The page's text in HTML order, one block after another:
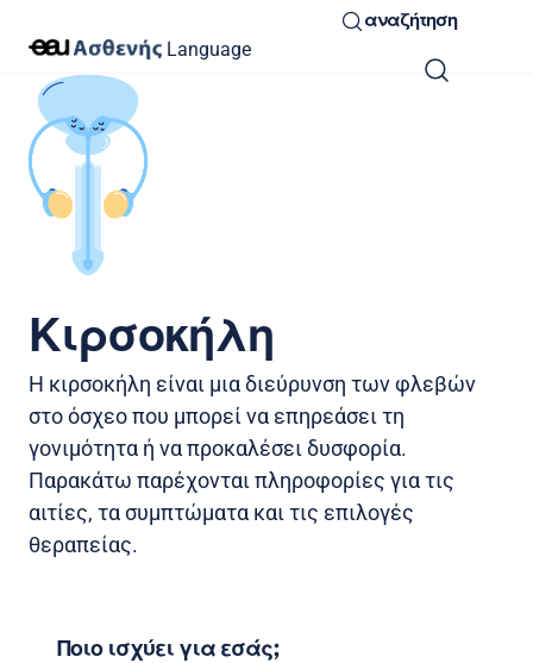
Language
αναζήτηση
Κιρσοκήλη
Η κιρσοκήλη είναι μια διεύρυνση των φλεβών
στο όσχεο που μπορεί να επηρεάσει τη
γονιμότητα ή να προκαλέσει δυσφορία.
Παρακάτω παρέχονται πληροφορίες για τις
αιτίες, τα συμπτώματα και τις επιλογές
θεραπείας.
Ποιο ισχύει για εσάς;